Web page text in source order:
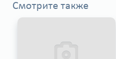
Смотрите также